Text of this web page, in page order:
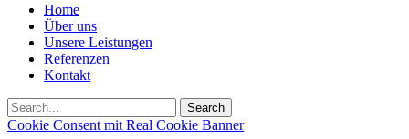
Home
Über uns
Unsere Leistungen
Referenzen
Kontakt
Cookie Consent mit Real Cookie Banner